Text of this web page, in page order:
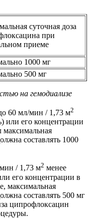
суточная доза
при
приеме
1000 мг
500 мг
на гемодиализе
60 мл/мин / 1,73 м2
или его концентрации
максимальная
составлять 1000
/ 1,73 м2 менее
его концентрации в
максимальная
составлять 500 мг
ципрофлоксацин